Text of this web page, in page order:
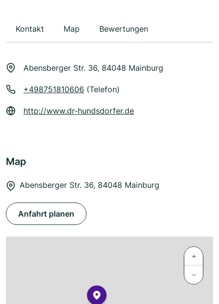
Kontakt Map Bewertungen
Abensberger Str. 36, 84048 Mainburg
+498751810606 (Telefon)
http://www.dr-hundsdorfer.de
Map
Abensberger Str. 36, 84048 Mainburg
Anfahrt planen
+
−